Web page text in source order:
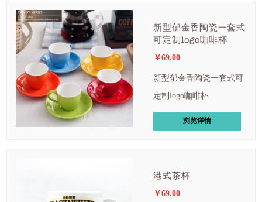
新型郁金香陶瓷一套式
可定制logo咖啡杯
￥69.00
新型郁金香陶瓷一套式可
定制logo咖啡杯
浏览详情
港式茶杯
￥69.00